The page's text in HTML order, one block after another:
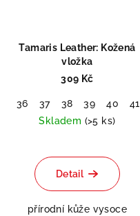
Tamaris Leather: Kožená
vložka
309 Kč
36 37 38 39 40 41
Skladem (>5 ks)
Detail
přírodní kůže vysoce